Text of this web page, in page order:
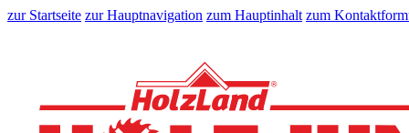
zur Startseite zur Hauptnavigation zum Hauptinhalt zum